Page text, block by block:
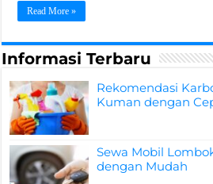
Read More »
Informasi Terbaru
Rekomendasi
Kuman dengan
Sewa Mobil
dengan Mudah